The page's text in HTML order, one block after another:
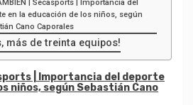
| Secasports | Importancia del
en la educación de los niños, según
Cano Caporales
más de treinta equipos!
| Importancia del deporte
niños, según Sebastián Cano